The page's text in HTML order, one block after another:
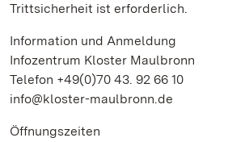
Trittsicherheit ist erforderlich.
Information und Anmeldung
Infozentrum Kloster Maulbronn
Telefon +49(0)70 43. 92 66 10
info@kloster-maulbronn.de
Öffnungszeiten